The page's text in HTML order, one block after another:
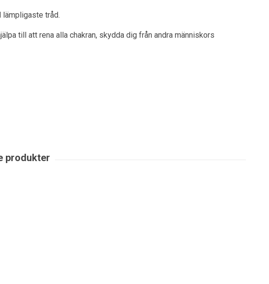
lämpligaste tråd.
till att rena alla chakran, skydda dig från andra människors